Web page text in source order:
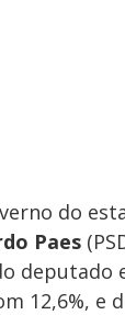
do
Paes
deputado
12,6%, e